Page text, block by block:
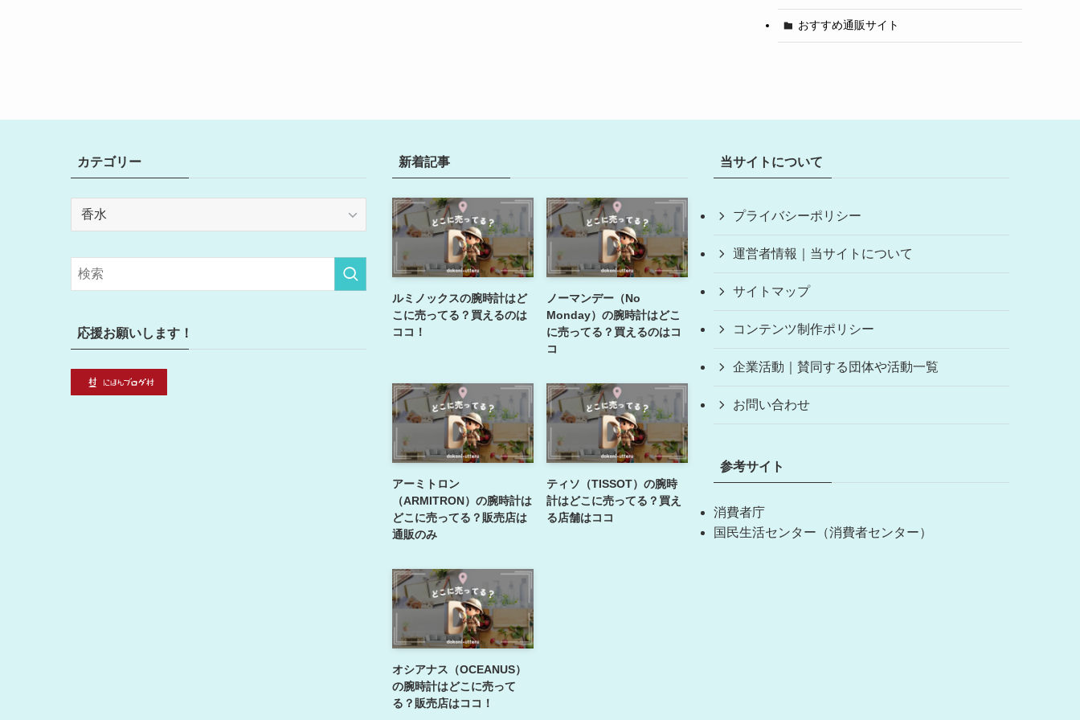
おすすめ通販サイト
カテゴリー
リ
ー
応援お願いします！
新着記事
ルミノックスの腕時計はど
こに売ってる？買えるのは
ココ！
ノーマンデー（No
Monday）の腕時計はどこ
に売ってる？買えるのはコ
コ
アーミトロン
（ARMITRON）の腕時計は
どこに売ってる？販売店は
通販のみ
ティソ（TISSOT）の腕時
計はどこに売ってる？買え
る店舗はココ
オシアナス（OCEANUS）
の腕時計はどこに売って
る？販売店はココ！
当サイトについて
プライバシーポリシー
運営者情報｜当サイトについて
サイトマップ
コンテンツ制作ポリシー
企業活動｜賛同する団体や活動一覧
お問い合わせ
参考サイト
消費者庁
国民生活センター（消費者センター）